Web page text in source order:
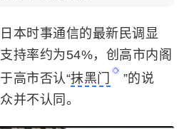
本时事通信的最新民调显
持率约为54%，创高市内阁
高市否认“抹黑门
”的说
并不认同。